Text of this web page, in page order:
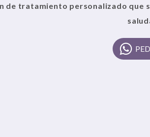
de tratamiento personalizado que